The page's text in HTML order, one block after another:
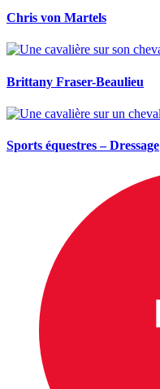
Chris von Martels
Brittany Fraser-Beaulieu
Sports équestres – Dressage